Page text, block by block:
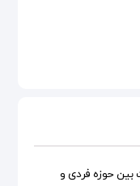
بین حوزه فردی و